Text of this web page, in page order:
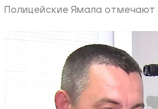
Салехард
Тарко-Сале
Тазовский район
Шурышкарский район
Ямальский район
Полицейские Ямала